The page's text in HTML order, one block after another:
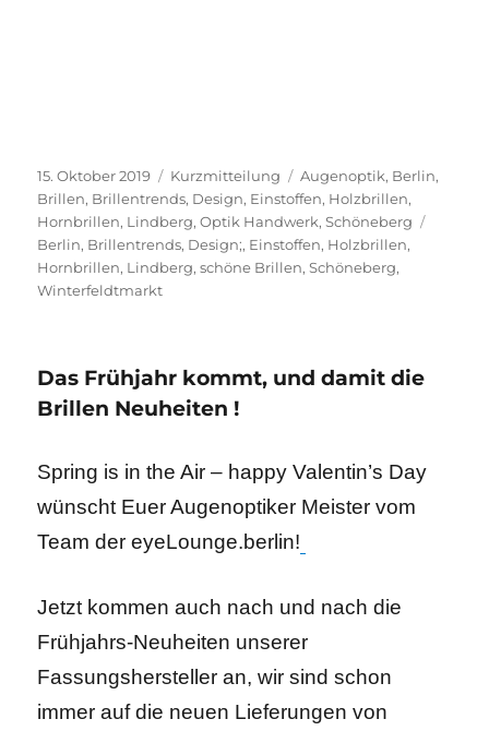
Veröffentlicht
am
15. Oktober 2019 Format
Kurzmitteilung Kategorien
Augenoptik, Berlin,
Brillen, Brillentrends, Design, Einstoffen, Holzbrillen,
Hornbrillen, Lindberg,Optik Handwerk,Schöneberg
Berlin, Brillentrends, Design;, Einstoffen, Holzbrillen,
Hornbrillen, Lindberg,schöne Brillen,Schöneberg,
Winterfeldtmarkt
Das Frühjahr kommt, und damit die
Brillen Neuheiten !
Spring is in the Air – happy Valentin’s Day
wünscht Euer Augenoptiker Meister vom
Team der eyeLounge.berlin!
Jetzt kommen auch nach und nach die
Frühjahrs-Neuheiten unserer
Fassungshersteller an, wir sind schon
immer auf die neuen Lieferungen von